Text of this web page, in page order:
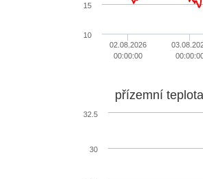
02.08.2026
00:00:00
10
15
přízemní
30
32.5